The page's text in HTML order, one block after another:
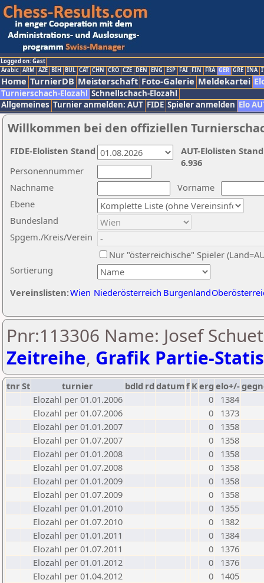
Logged on: Gast
Arabic ARM AZE BIH BUL CAT CHN CRO CZE DEN ENG ESP FAI FIN FRA GER GRE INA
Home TurnierDB Meisterschaft Foto-Galerie Meldekartei
Turnierschach-Elozahl Schnellschach-Elozahl
Allgemeines Turnier anmelden: AUT FIDE Spieler anmelden Elo
Willkommen bei den offiziellen
Nachname
Vorname
Ebene
Sortierung
Personennummer
Bundesland
Spgem./Kreis/Verein
Nur "österreichische" Spieler
Vereinslisten:Wien Niederösterreich Burgenland
AUT-Elolisten
6.936
FIDE-Elolisten Stand
Pnr:113306 Name: Josef
Zeitreihe, Grafik Partie-
tnrSt turnier bdld rd datumf Kerg elo+/-
Elozahl per 01.01.2006
0
1384
Elozahl per 01.07.2006
0
1373
Elozahl per 01.01.2007
0
1358
Elozahl per 01.07.2007
0
1358
Elozahl per 01.01.2008
0
1358
Elozahl per 01.07.2008
0
1358
Elozahl per 01.01.2009
0
1358
Elozahl per 01.07.2009
0
1358
Elozahl per 01.01.2010
0
1355
Elozahl per 01.07.2010
0
1382
Elozahl per 01.01.2011
0
1384
Elozahl per 01.07.2011
0
1376
Elozahl per 01.01.2012
0
1376
Elozahl per 01.04.2012
0
1405